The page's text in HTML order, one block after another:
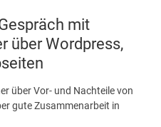
mit
über Wordpress,
über Vor- und Nachteile von
gute Zusammenarbeit in